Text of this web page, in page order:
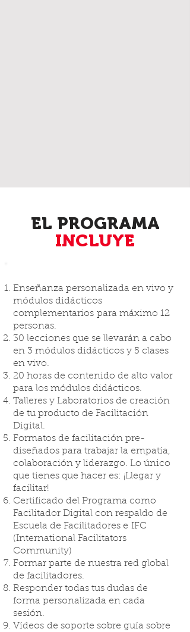
EL PROGRAMA
INCLUYE
Enseñanza personalizada en vivo y
módulos didácticos
complementarios para máximo 12
personas.
30 lecciones que se llevarán a cabo
en 3 módulos didácticos y 5 clases
en vivo.
20 horas de contenido de alto valor
para los módulos didácticos.
Talleres y Laboratorios de creación
de tu producto de Facilitación
Digital.
Formatos de facilitación pre-
diseñados para trabajar la empatía,
colaboración y liderazgo. Lo único
que tienes que hacer es: ¡Llegar y
facilitar!
Certificado del Programa como
Facilitador Digital con respaldo de
Escuela de Facilitadores e IFC
(International Facilitators
Community)
Formar parte de nuestra red global
de facilitadores.
Responder todas tus dudas de
forma personalizada en cada
sesión.
Vídeos de soporte sobre guía sobre